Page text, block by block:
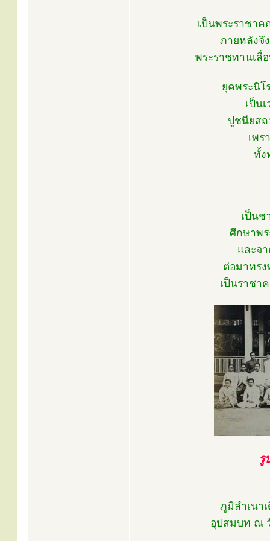
เป็นพระราชา
ภายหลังจึ
พระราชทานเ
ยุคพระนิโ
เป็น
ปูชนียสถ
เพ
ทั้ง
เป็นช
ศึกษาพ
และจ
ต่อมาทร
เป็นราช
รู
ภูมิลำเนา
อุปสมบท ณ